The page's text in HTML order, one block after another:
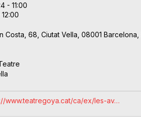
- 11:00
Costa, 68, Ciutat Vella, 08001 Barcelona,
www.teatregoya.cat/ca/ex/les-av…